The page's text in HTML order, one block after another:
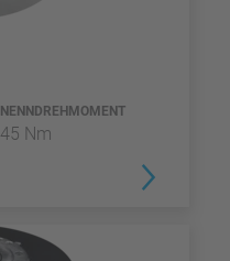
NENNDREHMOMENT
45 Nm